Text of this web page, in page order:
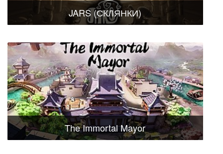
JARS (СКЛЯНКИ)
The Immortal Mayor